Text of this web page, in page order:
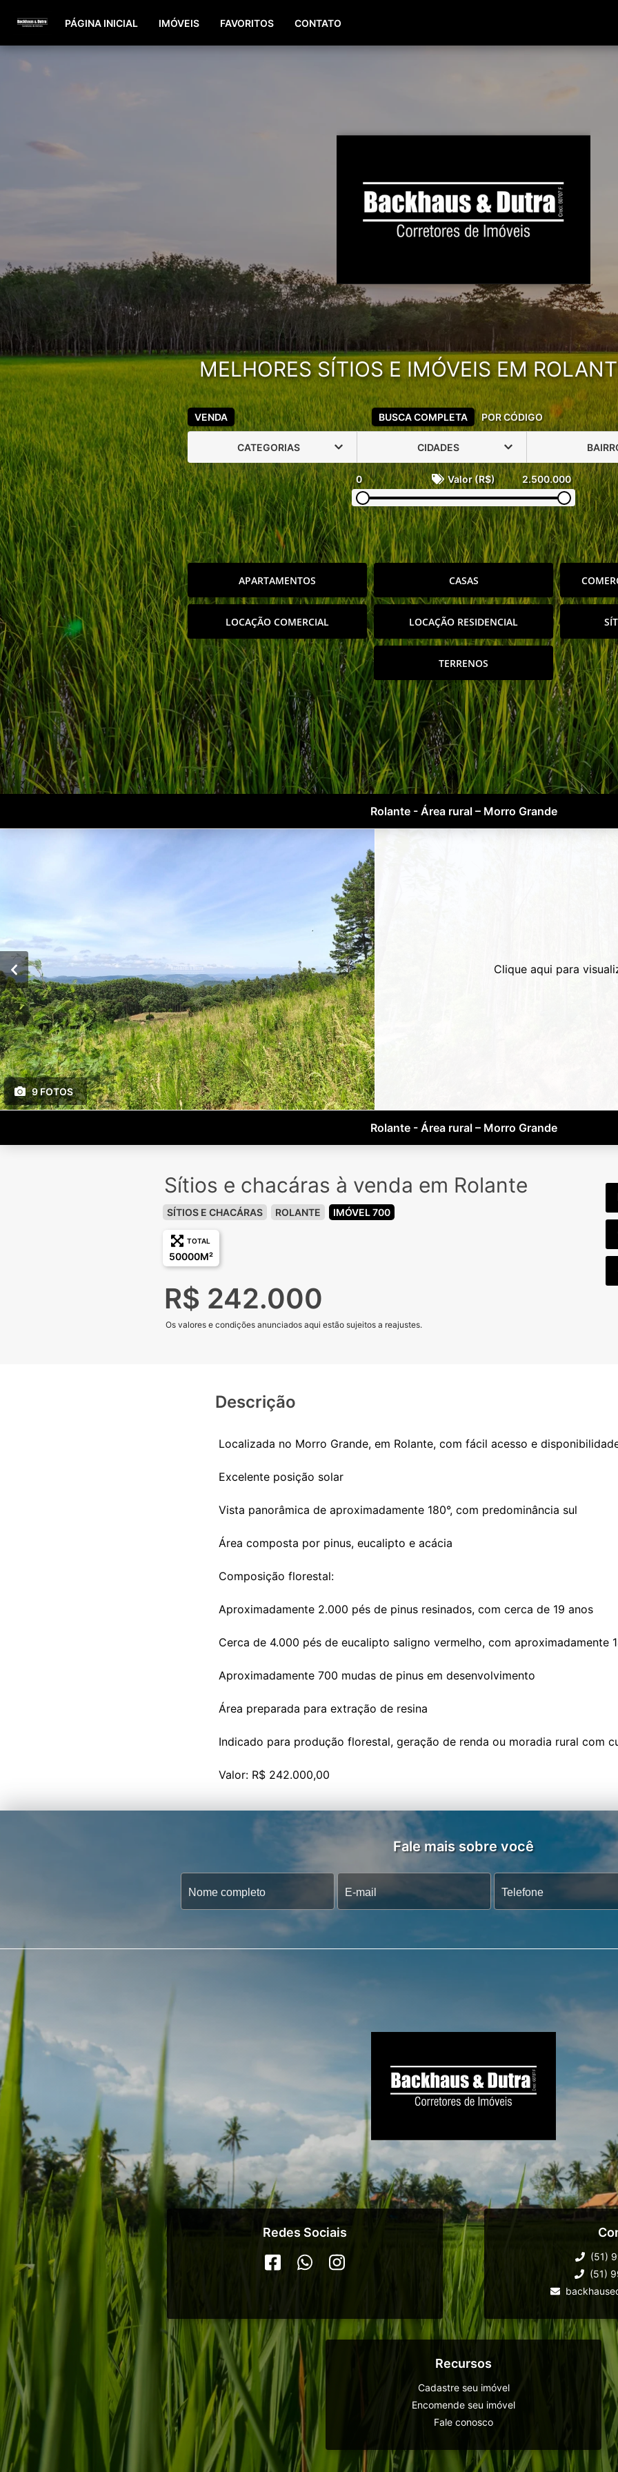
PÁGINA INICIAL IMÓVEIS FAVORITOS CONTATO
MELHORES SÍTIOS E IMÓVEIS EM
VENDA BUSCA COMPLETA POR CÓDIGO
CATEGORIAS CIDADES
0 Valor (R$) 2.500.000
APARTAMENTOS CASAS
LOCAÇÃO COMERCIAL LOCAÇÃO RESIDENCIAL
TERRENOS
Rolante - Área rural – Morro Grande
9 FOTOS
Clique aqui para
Rolante - Área rural – Morro Grande
Sítios e chacáras à venda em Rolante
SÍTIOS E CHACÁRAS ROLANTE IMÓVEL 700
TOTAL
50000M²
R$ 242.000
Os valores e condições anunciados aqui estão sujeitos a reajustes.
Descrição
Localizada no Morro Grande, em Rolante, com fácil acesso e
Excelente posição solar
Vista panorâmica de aproximadamente 180°, com predominância sul
Área composta por pinus, eucalipto e acácia
Composição florestal:
Aproximadamente 2.000 pés de pinus resinados, com cerca de 19 anos
Cerca de 4.000 pés de eucalipto saligno vermelho, com aproximadamente
Aproximadamente 700 mudas de pinus em desenvolvimento
Área preparada para extração de resina
Indicado para produção florestal, geração de renda ou moradia rural com
Fale mais sobre você
Redes Sociais
(51)
(51)
Recursos
Cadastre seu imóvel
Encomende seu imóvel
Fale conosco